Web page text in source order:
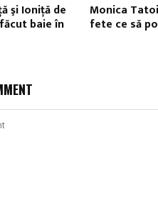
şi Ioniţă de
baie în
Monica
fete ce să